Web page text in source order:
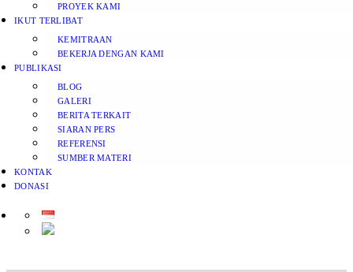
PROYEK KAMI
IKUT TERLIBAT
KEMITRAAN
BEKERJA DENGAN KAMI
PUBLIKASI
BLOG
GALERI
BERITA TERKAIT
SIARAN PERS
REFERENSI
SUMBER MATERI
KONTAK
DONASI